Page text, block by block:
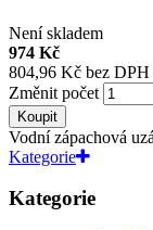
Není skladem
974 Kč
804,96 Kč bez DPH
Změnit počet
Koupit
Vodní zápachová
Kategorie
Kategorie